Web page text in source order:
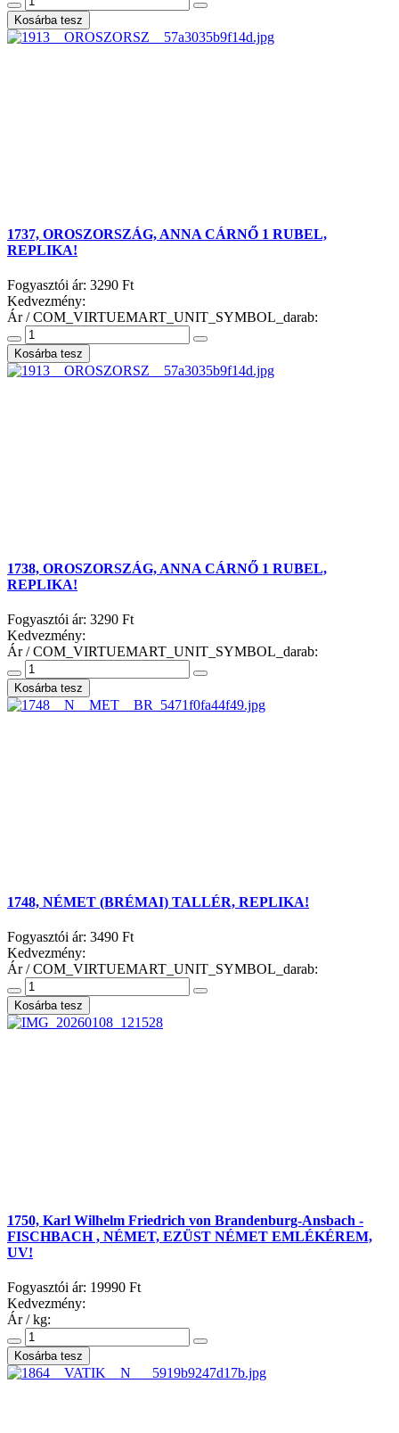
1737, OROSZORSZÁG, ANNA CÁRNŐ 1 RUBEL,
REPLIKA!
Fogyasztói ár: 3290 Ft
Kedvezmény:
Ár / COM_VIRTUEMART_UNIT_SYMBOL_darab:
1738, OROSZORSZÁG, ANNA CÁRNŐ 1 RUBEL,
REPLIKA!
Fogyasztói ár: 3290 Ft
Kedvezmény:
Ár / COM_VIRTUEMART_UNIT_SYMBOL_darab:
1748, NÉMET (BRÉMAI) TALLÉR, REPLIKA!
Fogyasztói ár: 3490 Ft
Kedvezmény:
Ár / COM_VIRTUEMART_UNIT_SYMBOL_darab:
1750, Karl Wilhelm Friedrich von Brandenburg-Ansbach -
FISCHBACH , NÉMET, EZÜST NÉMET EMLÉKÉREM,
UV!
Fogyasztói ár: 19990 Ft
Kedvezmény:
Ár / kg: